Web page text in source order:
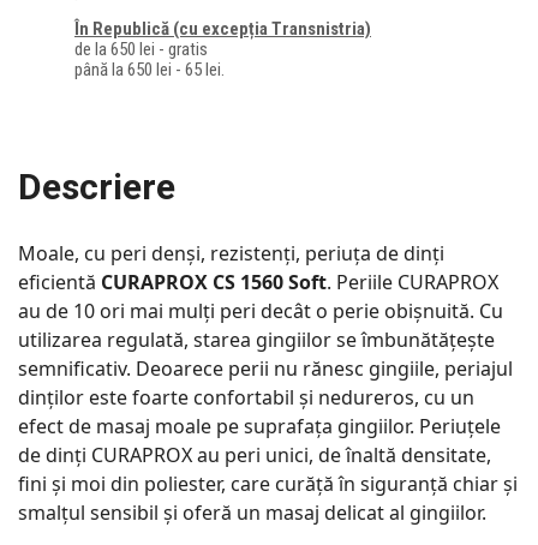
În Republică (cu excepția Transnistria)
de la 650 lei - gratis
până la 650 lei - 65 lei.
Descriere
Moale, cu peri denși, rezistenți, periuța de dinți
eficientă CURAPROX CS 1560 Soft. Periile CURAPROX
au de 10 ori mai mulți peri decât o perie obișnuită. Cu
utilizarea regulată, starea gingiilor se îmbunătățește
semnificativ. Deoarece perii nu rănesc gingiile, periajul
dinților este foarte confortabil și nedureros, cu un
efect de masaj moale pe suprafața gingiilor. Periuțele
de dinți CURAPROX au peri unici, de înaltă densitate,
fini și moi din poliester, care curăță în siguranță chiar și
smalțul sensibil și oferă un masaj delicat al gingiilor.